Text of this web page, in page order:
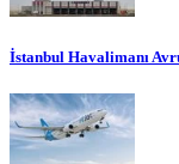
İstanbul Havalimanı